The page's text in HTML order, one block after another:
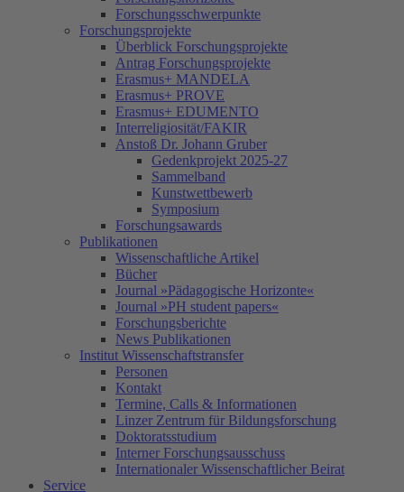
Forschungsschwerpunkte
Forschungsprojekte
Überblick Forschungsprojekte
Antrag Forschungsprojekte
Erasmus+ MANDELA
Erasmus+ PROVE
Erasmus+ EDUMENTO
Interreligiosität/FAKIR
Anstoß Dr. Johann Gruber
Gedenkprojekt 2025-27
Sammelband
Kunstwettbewerb
Symposium
Forschungsawards
Publikationen
Wissenschaftliche Artikel
Bücher
Journal »Pädagogische Horizonte«
Journal »PH student papers«
Forschungsberichte
News Publikationen
Institut Wissenschaftstransfer
Personen
Kontakt
Termine, Calls & Informationen
Linzer Zentrum für Bildungsforschung
Doktoratsstudium
Interner Forschungsausschuss
Internationaler Wissenschaftlicher Beirat
Service